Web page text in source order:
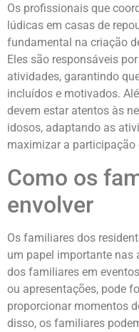
Os profissionais que
lúdicas em casas de
fundamental na criação
Eles são responsáveis
atividades, garantindo
incluídos e motivados.
devem estar atentos às
idosos, adaptando as
maximizar a participação
Como os
envolver
Os familiares dos
um papel importante nas
dos familiares em
ou apresentações, pode
proporcionar momentos
disso, os familiares